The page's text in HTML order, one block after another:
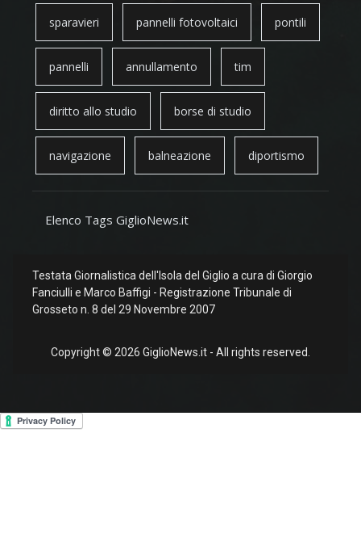
sparavieri pannelli fotovoltaici pontili
pannelli annullamento tim
diritto allo studio borse di studio
navigazione balneazione diportismo
Elenco Tags GiglioNews.it
Testata Giornalistica dell'Isola del Giglio a cura di Giorgio
Fanciulli e Marco Baffigi - Registrazione Tribunale di
Grosseto n. 8 del 29 Novembre 2007
Copyright © 2026 GiglioNews.it - All rights reserved.